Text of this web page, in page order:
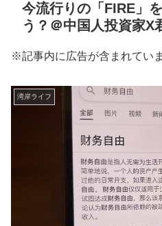
今流行りの「FIRE」
う？＠中国人投資家X
※記事内に広告が含まれていま
湾岸ライフ